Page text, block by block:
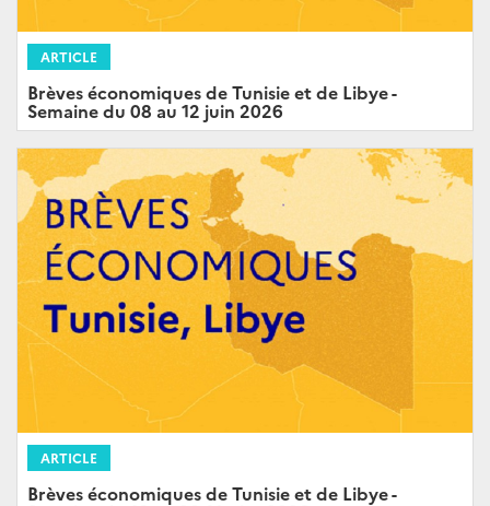
ARTICLE
Brèves économiques de Tunisie et de Libye -
Semaine du 08 au 12 juin 2026
ARTICLE
Brèves économiques de Tunisie et de Libye -